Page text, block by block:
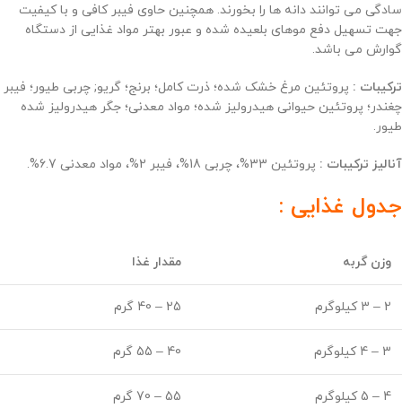
سادگی می توانند دانه ها را بخورند. همچنین حاوی فیبر کافی و با کیفیت
جهت تسهیل دفع موهای بلعیده شده و عبور بهتر مواد غذایی از دستگاه
گوارش می باشد.
ترکیبات : پروتئین مرغ خشک شده؛ ذرت کامل؛ برنج؛ گریو; چربی طیور؛ فیبر
چغندر؛ پروتئین حیوانی هیدرولیز شده؛ مواد معدنی؛ جگر هیدرولیز شده
طیور.
آنالیز ترکیبات : پروتئین 33%، چربی 18%، فیبر 2%، مواد معدنی 6.7%.
جدول غذایی :
وزن گربه مقدار غذا
2 – 3 کیلوگرم 25 – 40 گرم
3 – 4 کیلوگرم 40 – 55 گرم
4 – 5 کیلوگرم 55 – 70 گرم